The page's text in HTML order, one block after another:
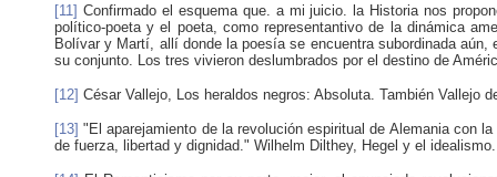
[11] Confirmado el esquema que. a mi juicio. la Historia nos
político-poeta y el poeta, como representantivo de la dinámica
Bolívar y Martí, allí donde la poesía se encuentra subordinada
su conjunto. Los tres vivieron deslumbrados por el destino de
[12] César Vallejo, Los heraldos negros: Absoluta. También Vallejo
[13]"El aparejamiento de la revolución espiritual de Alemania con
de fuerza, libertad y dignidad." Wilhelm Dilthey, Hegel y el